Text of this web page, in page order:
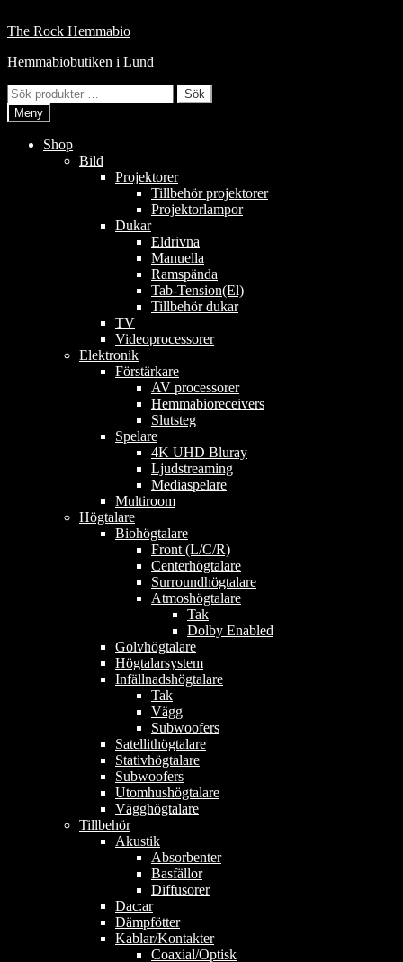
till
Hoppa
navigering
Hoppa
innehåll
The Rock Hemmabio
Hemmabiobutiken i Lund
Sök
efter:
Sök
Meny
Shop
Bild
Projektorer
Tillbehör projektorer
Projektorlampor
Dukar
Eldrivna
Manuella
Ramspända
Tab-Tension(El)
Tillbehör dukar
TV
Videoprocessorer
Elektronik
Förstärkare
AV processorer
Hemmabioreceivers
Slutsteg
Spelare
4K UHD Bluray
Ljudstreaming
Mediaspelare
Multiroom
Högtalare
Biohögtalare
Front (L/C/R)
Centerhögtalare
Surroundhögtalare
Atmoshögtalare
Tak
Dolby Enabled
Golvhögtalare
Högtalarsystem
Infällnadshögtalare
Tak
Vägg
Subwoofers
Satellithögtalare
Stativhögtalare
Subwoofers
Utomhushögtalare
Vägghögtalare
Tillbehör
Akustik
Absorbenter
Basfällor
Diffusorer
Dac:ar
Dämpfötter
Kablar/Kontakter
Coaxial/Optisk